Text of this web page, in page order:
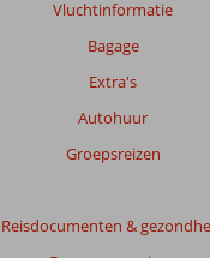
Vluchtinformatie
Bagage
Extra's
Autohuur
Groepsreizen
Reisdocumenten &